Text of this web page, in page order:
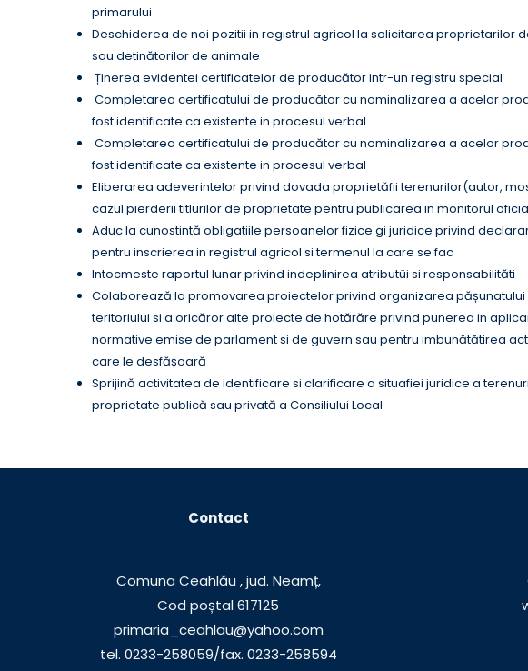
primarului
Deschiderea de noi pozitii in registrul agricol la solicitarea proprietarilor
sau detinătorilor de animale
Ținerea evidentei certificatelor de producător intr-un registru special
Completarea certificatului de producător cu nominalizarea a acelor
fost identificate ca existente in procesul verbal
Completarea certificatului de producător cu nominalizarea a acelor
fost identificate ca existente in procesul verbal
Eliberarea adeverintelor privind dovada proprietăfii terenurilor(autor,
cazul pierderii titlurilor de proprietate pentru publicarea in monitorul
Aduc la cunostintă obligatiile persoanelor fizice gi juridice privind
pentru inscrierea in registrul agricol si termenul la care se fac
Intocmeste raportul lunar privind indeplinirea atributüi si responsabilităti
Colaborează la promovarea proiectelor privind organizarea pășunatului
teritoriului si a oricăror alte proiecte de hotărăre privind punerea in
normative emise de parlament si de guvern sau pentru imbunătătirea
care le desfășoară
Sprijină activitatea de identificare si clarificare a situafiei juridice a
proprietate publică sau privată a Consiliului Local
Contact
Comuna Ceahlău , jud. Neamț,
Cod poștal 617125
primaria_ceahlau@yahoo.com
tel. 0233-258059/fax. 0233-258594